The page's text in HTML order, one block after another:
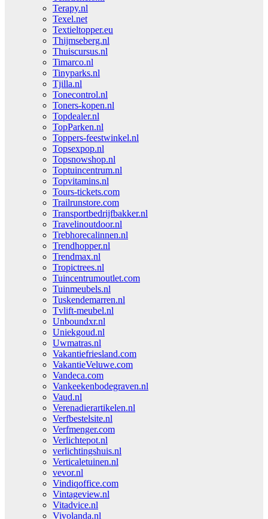
Terapy.nl
Texel.net
Textieltopper.eu
Thijmseberg.nl
Thuiscursus.nl
Timarco.nl
Tinyparks.nl
Tjilla.nl
Tonecontrol.nl
Toners-kopen.nl
Topdealer.nl
TopParken.nl
Toppers-feestwinkel.nl
Topsexpop.nl
Topsnowshop.nl
Toptuincentrum.nl
Topvitamins.nl
Tours-tickets.com
Trailrunstore.com
Transportbedrijfbakker.nl
Travelinoutdoor.nl
Trebhorecalinnen.nl
Trendhopper.nl
Trendmax.nl
Tropictrees.nl
Tuincentrumoutlet.com
Tuinmeubels.nl
Tuskendemarren.nl
Tvlift-meubel.nl
Unboundxr.nl
Uniekgoud.nl
Uwmatras.nl
Vakantiefriesland.com
VakantieVeluwe.com
Vandeca.com
Vankeekenbodegraven.nl
Vaud.nl
Verenadierartikelen.nl
Verfbestelsite.nl
Verfmenger.com
Verlichtepot.nl
verlichtingshuis.nl
Verticaletuinen.nl
vevor.nl
Vindiqoffice.com
Vintageview.nl
Vitadvice.nl
Vivolanda.nl